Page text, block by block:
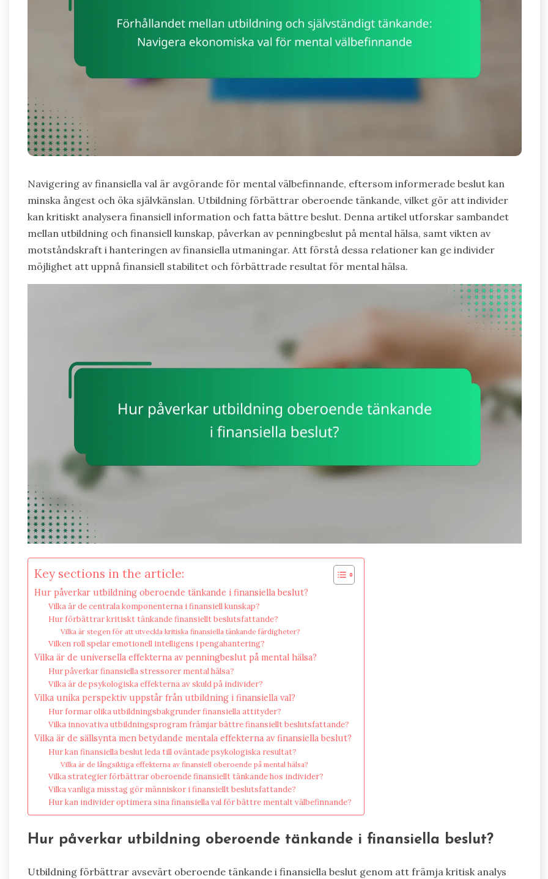
Navigering av finansiella val är avgörande för mental välbefinnande, eftersom informerade beslut kan
minska ångest och öka självkänslan. Utbildning förbättrar oberoende tänkande, vilket gör att individer
kan kritiskt analysera finansiell information och fatta bättre beslut. Denna artikel utforskar sambandet
mellan utbildning och finansiell kunskap, påverkan av penningbeslut på mental hälsa, samt vikten av
motståndskraft i hanteringen av finansiella utmaningar. Att förstå dessa relationer kan ge individer
möjlighet att uppnå finansiell stabilitet och förbättrade resultat för mental hälsa.
Key sections in the article:
Hur påverkar utbildning oberoende tänkande i finansiella beslut?
Vilka är de centrala komponenterna i finansiell kunskap?
Hur förbättrar kritiskt tänkande finansiellt beslutsfattande?
Vilka är stegen för att utveckla kritiska finansiella tänkande färdigheter?
Vilken roll spelar emotionell intelligens i pengahantering?
Vilka är de universella effekterna av penningbeslut på mental hälsa?
Hur påverkar finansiella stressorer mental hälsa?
Vilka är de psykologiska effekterna av skuld på individer?
Vilka unika perspektiv uppstår från utbildning i finansiella val?
Hur formar olika utbildningsbakgrunder finansiella attityder?
Vilka innovativa utbildningsprogram främjar bättre finansiellt beslutsfattande?
Vilka är de sällsynta men betydande mentala effekterna av finansiella beslut?
Hur kan finansiella beslut leda till oväntade psykologiska resultat?
Vilka är de långsiktiga effekterna av finansiell oberoende på mental hälsa?
Vilka strategier förbättrar oberoende finansiellt tänkande hos individer?
Vilka vanliga misstag gör människor i finansiellt beslutsfattande?
Hur kan individer optimera sina finansiella val för bättre mentalt välbefinnande?
Hur påverkar utbildning oberoende tänkande i finansiella beslut?
Utbildning förbättrar avsevärt oberoende tänkande i finansiella beslut genom att främja kritisk analys